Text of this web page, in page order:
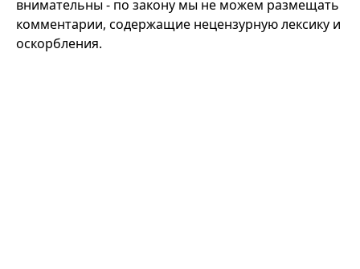
внимательны - по закону мы не можем размещать
комментарии, содержащие нецензурную лексику и
оскорбления.